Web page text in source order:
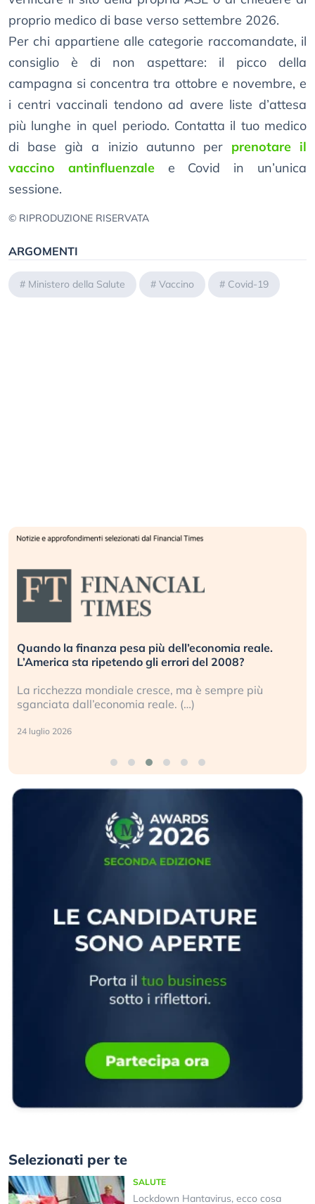
proprio medico di base verso settembre 2026.
Per chi appartiene alle categorie raccomandate, il
consiglio è di non aspettare: il picco della
campagna si concentra tra ottobre e novembre, e
i centri vaccinali tendono ad avere liste d’attesa
più lunghe in quel periodo. Contatta il tuo medico
di base già a inizio autunno per prenotare il
vaccino antinfluenzalee Covid in un’unica
sessione.
© RIPRODUZIONE RISERVATA
ARGOMENTI
# Ministero della Salute # Vaccino # Covid-19
Quando la finanza pesa più dell’economia reale.
L’America sta ripetendo gli errori del 2008?
La ricchezza mondiale cresce, ma è sempre più
sganciata dall’economia reale. (…)
24 luglio 2026
Selezionati per te
SALUTE
Lockdown Hantavirus, ecco cosa